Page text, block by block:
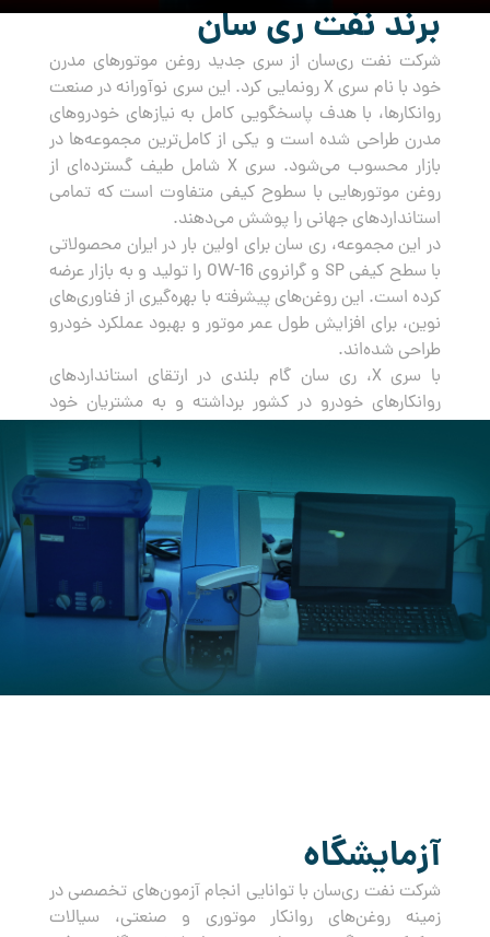
برند نفت ری سان
شرکت نفت ری‌سان از سری جدید روغن‌ موتورهای مدرن
خود با نام سری X رونمایی کرد. این سری نوآورانه در صنعت
روانکارها، با هدف پاسخگویی کامل به نیازهای خودروهای
مدرن طراحی شده است و یکی از کامل‌ترین مجموعه‌ها در
بازار محسوب می‌شود. سری X شامل طیف گسترده‌ای از
روغن‌ موتورهایی با سطوح کیفی متفاوت است که تمامی
استانداردهای جهانی را پوشش می‌دهند.
در این مجموعه، ری سان برای اولین بار در ایران محصولاتی
با سطح کیفی SP و گرانروی OW-16 را تولید و به بازار عرضه
کرده است. این روغن‌های پیشرفته با بهره‌گیری از فناوری‌های
نوین، برای افزایش طول عمر موتور و بهبود عملکرد خودرو
طراحی شده‌اند.
با سری X، ری سان گام بلندی در ارتقای استانداردهای
روانکارهای خودرو در کشور برداشته و به مشتریان خود
آزمایشگاه
شرکت نفت ری‌سان با توانایی انجام آزمون‌های تخصصی در
زمینه روغن‌های روانکار موتوری و صنعتی، سیالات